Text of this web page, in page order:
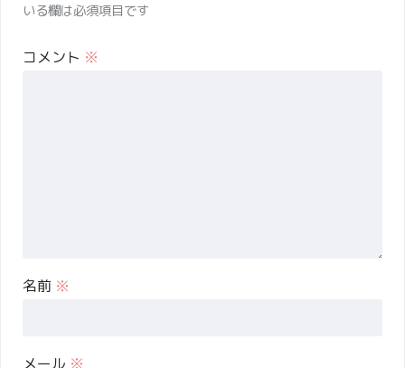
いる欄は必須項目です
コメント ※
名前 ※
メール ※